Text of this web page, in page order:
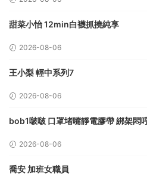
甜菜小怡 12min白襪抓撓純享
2026-08-06
王小梨 輕中系列7
2026-08-06
bob1啵啵 口罩堵嘴靜電膠帶 綁架悶
2026-08-06
喬安 加班女職員